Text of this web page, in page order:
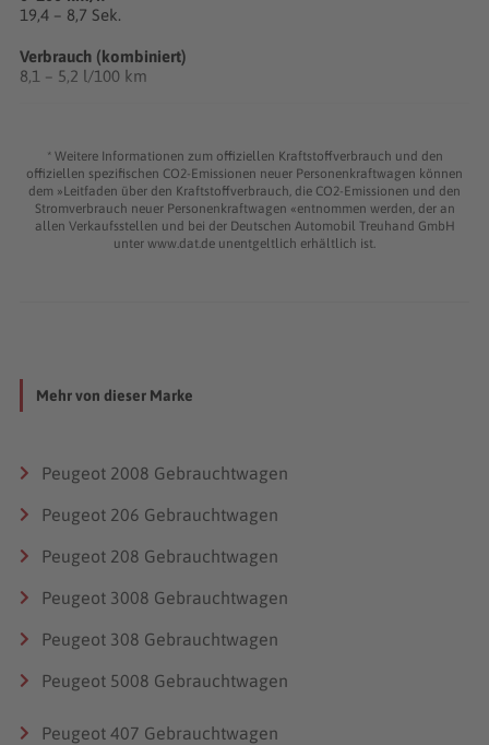
19,4 – 8,7 Sek.
Verbrauch (kombiniert)
8,1 – 5,2 l/100 km
Zylinder/Ventile
4/8
74 bei 3.600 – 145 bei 5.200
Antrieb
Front
Tankinhalt
45 l
Treibstoff
780 – 950 kg
* Weitere Informationen zum offiziellen Kraftstoffverbrauch und den
offiziellen spezifischen CO2-Emissionen neuer Personenkraftwagen können
dem »Leitfaden über den Kraftstoffverbrauch, die CO2-Emissionen und den
Stromverbrauch neuer Personenkraftwagen «entnommen werden, der an
allen Verkaufsstellen und bei der Deutschen Automobil Treuhand GmbH
unter www.dat.de unentgeltlich erhältlich ist.
Mehr von dieser Marke
Peugeot 2008 Gebrauchtwagen
Peugeot 206 Gebrauchtwagen
Peugeot 208 Gebrauchtwagen
Peugeot 3008 Gebrauchtwagen
Peugeot 308 Gebrauchtwagen
Peugeot 5008 Gebrauchtwagen
Peugeot 407 Gebrauchtwagen